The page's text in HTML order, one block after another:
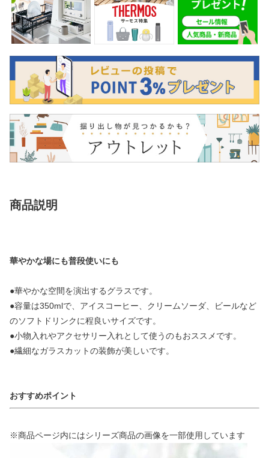
商品説明
華やかな場にも普段使いにも
●華やかな空間を演出するグラスです。
●容量は350mlで、アイスコーヒー、クリームソーダ、ビールなど
のソフトドリンクに程良いサイズです。
●小物入れやアクセサリー入れとして使うのもおススメです。
●繊細なガラスカットの装飾が美しいです。
おすすめポイント
※商品ページ内にはシリーズ商品の画像を一部使用しています